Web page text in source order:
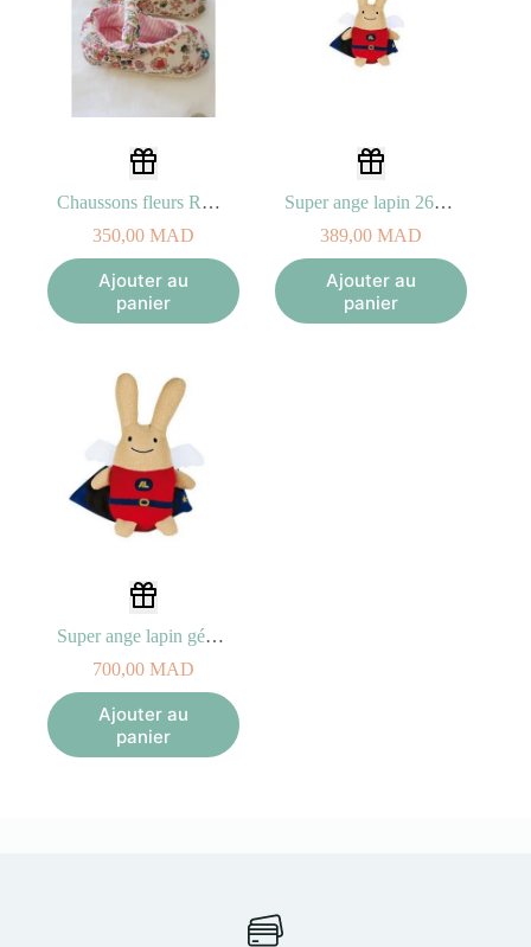
Chaussons fleurs Rouges 0/12 mois
350,00 MAD
Ajouter au
panier
Super ange lapin 26 cm Rouge
389,00 MAD
Ajouter au
panier
Super ange lapin géant 50 cm
700,00 MAD
Ajouter au
panier